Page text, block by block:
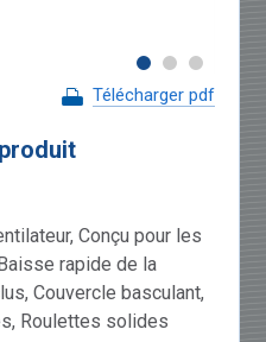
Télécharger pdf
Conçu pour les
rapide de la
Couvercle basculant,
Roulettes solides